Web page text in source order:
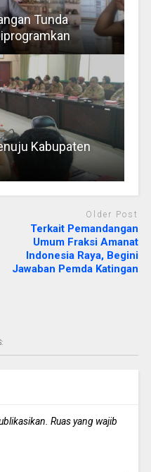
Tunda
Kabupaten
Older Post
Terkait Pemandangan
Umum Fraksi Amanat
Indonesia Raya, Begini
Jawaban Pemda Katingan
Ruas yang wajib